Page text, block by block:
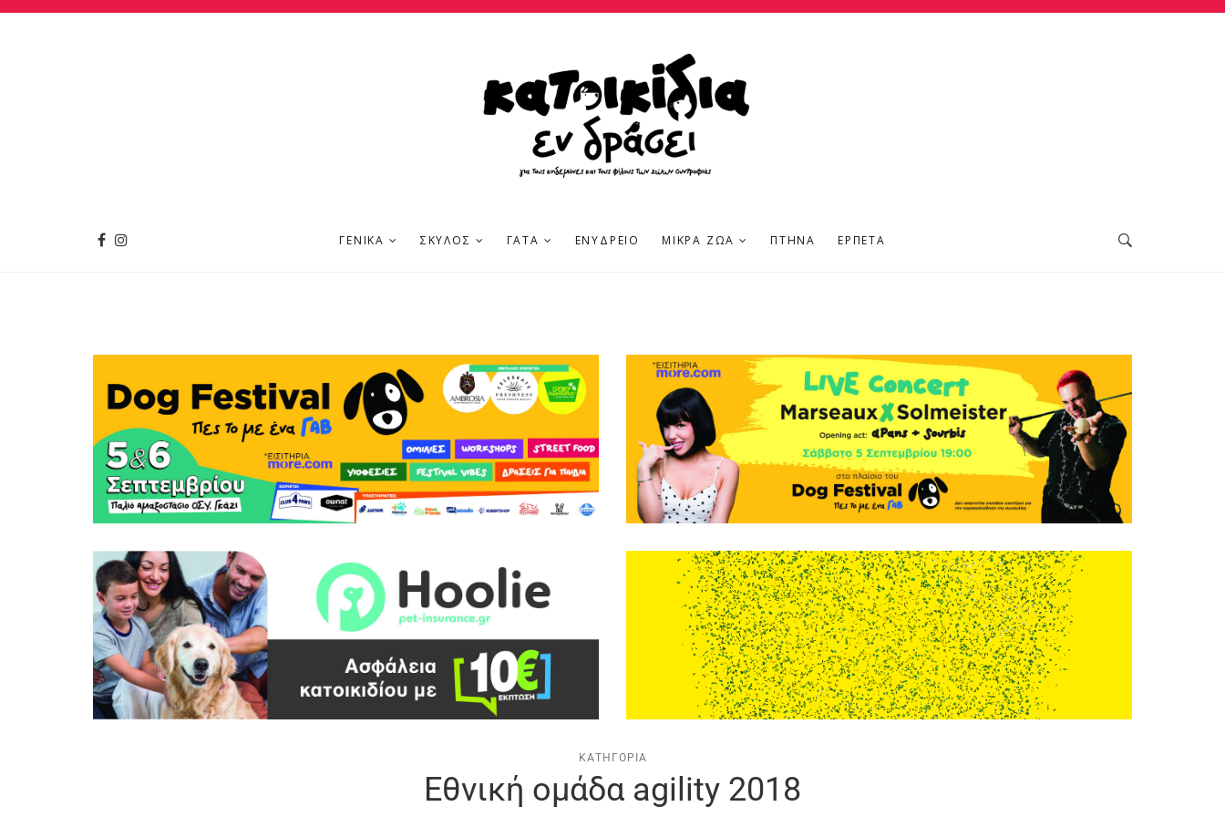
ΓΕΝΙΚΆ ΣΚΎΛΟΣ ΓΆΤΑ ΕΝΥΔΡΕΊΟ ΜΙΚΡΆ ΖΏΑ ΠΤΗΝΆ ΕΡΠΕΤΆ
ΚΑΤΗΓΟΡΊΑ
Εθνική ομάδα agility 2018